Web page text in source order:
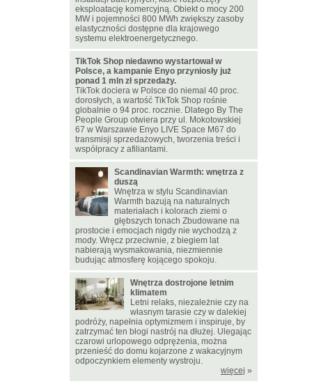
eksploatację komercyjną. Obiekt o mocy 200
MW i pojemności 800 MWh zwiększy zasoby
elastyczności dostępne dla krajowego
systemu elektroenergetycznego.
TikTok Shop niedawno wystartował w
Polsce, a kampanie Enyo przyniosły już
ponad 1 mln zł sprzedaży.
TikTok dociera w Polsce do niemal 40 proc.
dorosłych, a wartość TikTok Shop rośnie
globalnie o 94 proc. rocznie. Dlatego By The
People Group otwiera przy ul. Mokotowskiej
67 w Warszawie Enyo LIVE Space M67 do
transmisji sprzedażowych, tworzenia treści i
współpracy z afiliantami.
Scandinavian Warmth: wnętrza z
duszą
Wnętrza w stylu Scandinavian
Warmth bazują na naturalnych
materiałach i kolorach ziemi o
głębszych tonach Zbudowane na
prostocie i emocjach nigdy nie wychodzą z
mody. Wręcz przeciwnie, z biegiem lat
nabierają wysmakowania, niezmiennie
budując atmosferę kojącego spokoju.
Wnętrza dostrojone letnim
klimatem
Letni relaks, niezależnie czy na
własnym tarasie czy w dalekiej
podróży, napełnia optymizmem i inspiruje, by
zatrzymać ten błogi nastrój na dłużej. Ulegając
czarowi urlopowego odprężenia, można
przenieść do domu kojarzone z wakacyjnym
odpoczynkiem elementy wystroju.
więcej »